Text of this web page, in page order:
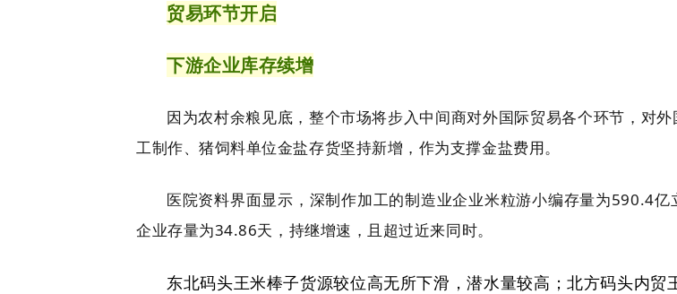
贸易环节开启
下游企业库存续增
因为农村余粮见底，整个市场将步入中间商对外国际贸易各个环节，对
工制作、猪饲料单位金盐存货坚持新增，作为支撑金盐费用。
医院资料界面显示，深制作加工的制造业企业米粒游小编存量为590.4
企业存量为34.86天，持继增速，且超过近来同时。
东北码头王米棒子货源较位高无所下滑，潜水量较高；北方码头内